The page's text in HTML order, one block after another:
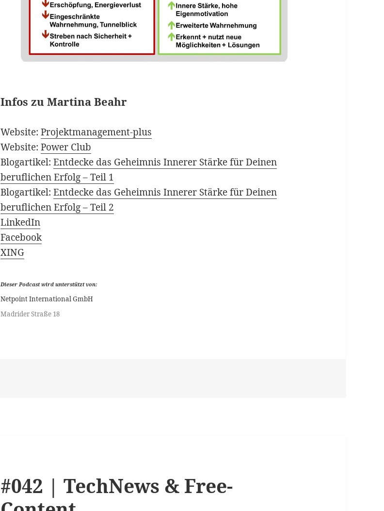
Infos zu Martina Beahr
Website:Projektmanagement-plus
Website:Power Club
Blogartikel:Entdecke das Geheimnis Innerer Stärke für Deinen
beruflichen Erfolg – Teil 1
Blogartikel:Entdecke das Geheimnis Innerer Stärke für Deinen
beruflichen Erfolg – Teil 2
LinkedIn
Facebook
XING
Dieser Podcast wird unterstützt von:
Netpoint International GmbH
Madrider Straße 18
#042 | TechNews & Free-